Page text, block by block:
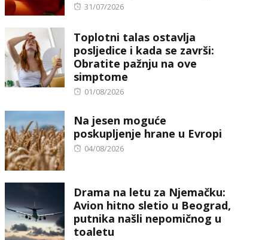
Posted
31/07/2026
Toplotni talas ostavlja
posljedice i kada se završi:
Obratite pažnju na ove
simptome
Posted
01/08/2026
Na jesen moguće
poskupljenje hrane u Evropi
Posted
04/08/2026
Drama na letu za Njemačku:
Avion hitno sletio u Beograd,
putnika našli nepomičnog u
toaletu